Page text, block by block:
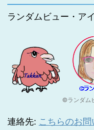
ランダムビュー・ア
©ランダム
連絡先: こちらのお